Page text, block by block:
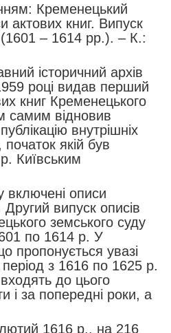
: Кременецький
актових книг. Випуск
– 1614 рр.). – К.:
історичний архів
році видав перший
книг Кременецького
самим відновив
внутрішніх
початок якій був
Київським
включені описи
випуск описів
земського суду
по 1614 р. У
пропонується увазі
період з 1616 по 1625 р.
до цього
і за попередні роки, а
1616 р., на 216